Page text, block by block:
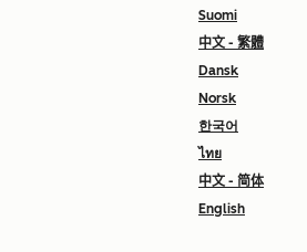
Suomi
中文 - 繁體
Dansk
Norsk
한국어
ไทย
中文 - 简体
English